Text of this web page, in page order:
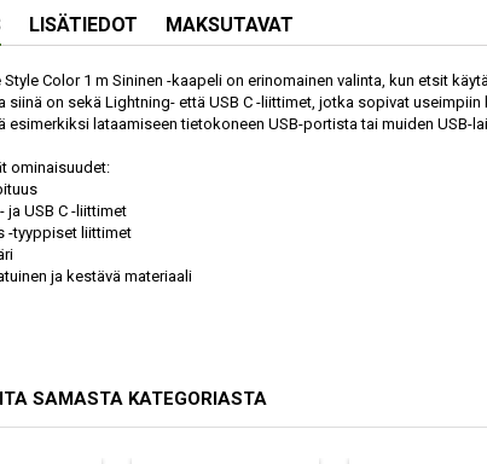
LISÄTIEDOT MAKSUTAVAT
Style Color 1 m Sininen -kaapeli on erinomainen valinta, kun etsit
siinä on sekä Lightning- että USB C -liittimet, jotka sopivat
esimerkiksi lataamiseen tietokoneen USB-portista tai muiden USB-
ominaisuudet:
ja USB C -liittimet
-tyyppiset liittimet
ja kestävä materiaali
SAMASTA KATEGORIASTA